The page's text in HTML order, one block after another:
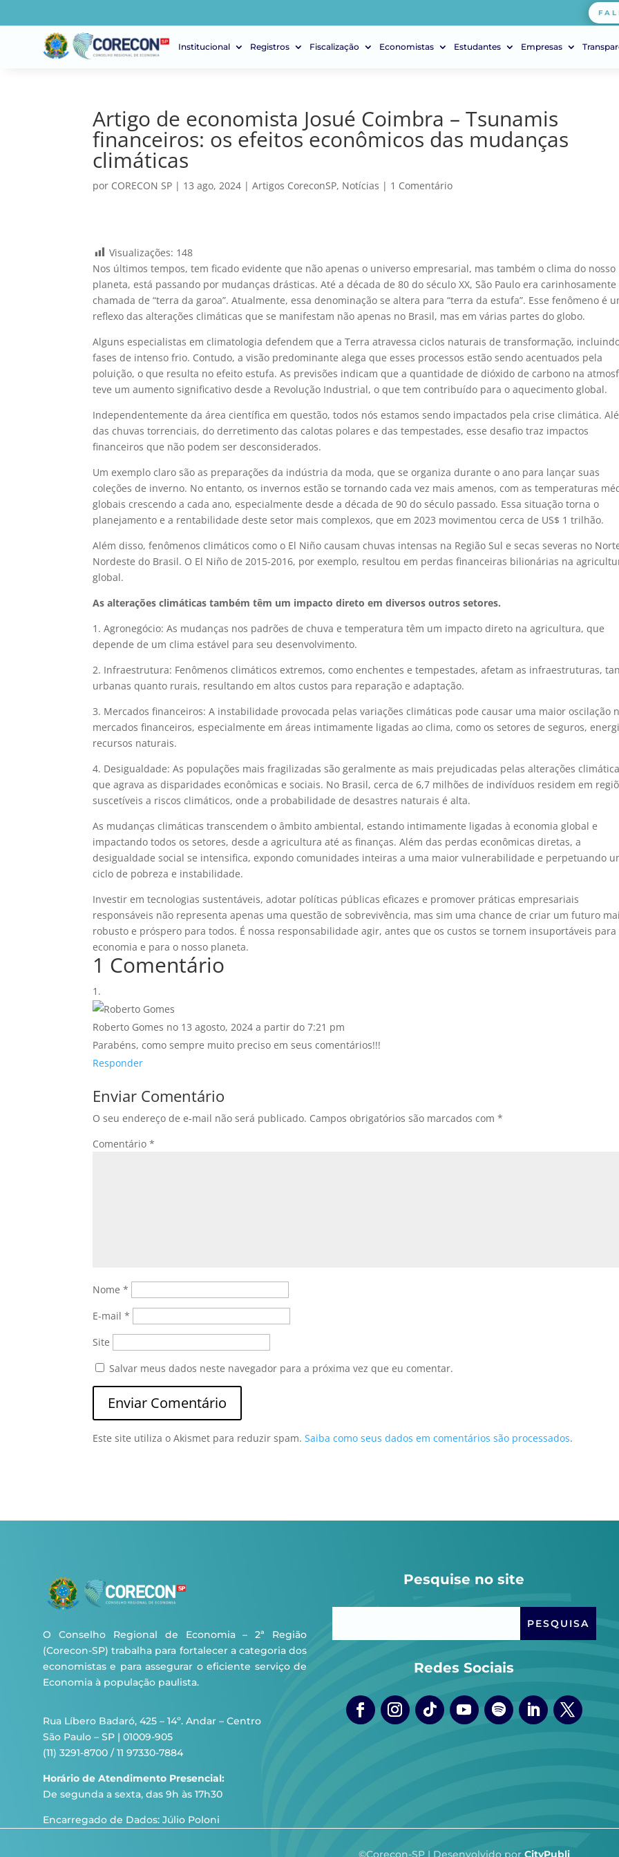
Institucional Registros Fiscalização Economistas Estudantes Empresas
Artigo de economista Josué Coimbra – Tsunamis
financeiros: os efeitos econômicos das mudanças
climáticas
por CORECON SP | 13 ago, 2024 |Artigos CoreconSP, Notícias | 1 Comentário
Visualizações: 148
Nos últimos tempos, tem ficado evidente que não apenas o universo empresarial, mas também o clima do nosso
planeta, está passando por mudanças drásticas. Até a década de 80 do século XX, São Paulo era carinhosamente
chamada de “terra da garoa”. Atualmente, essa denominação se altera para “terra da estufa”. Esse fenômeno é
reflexo das alterações climáticas que se manifestam não apenas no Brasil, mas em várias partes do globo.
Alguns especialistas em climatologia defendem que a Terra atravessa ciclos naturais de transformação,
fases de intenso frio. Contudo, a visão predominante alega que esses processos estão sendo acentuados pela
poluição, o que resulta no efeito estufa. As previsões indicam que a quantidade de dióxido de carbono na
teve um aumento significativo desde a Revolução Industrial, o que tem contribuído para o aquecimento global.
Independentemente da área científica em questão, todos nós estamos sendo impactados pela crise climática.
das chuvas torrenciais, do derretimento das calotas polares e das tempestades, esse desafio traz impactos
financeiros que não podem ser desconsiderados.
Um exemplo claro são as preparações da indústria da moda, que se organiza durante o ano para lançar suas
coleções de inverno. No entanto, os invernos estão se tornando cada vez mais amenos, com as temperaturas
globais crescendo a cada ano, especialmente desde a década de 90 do século passado. Essa situação torna o
planejamento e a rentabilidade deste setor mais complexos, que em 2023 movimentou cerca de US$ 1 trilhão.
Além disso, fenômenos climáticos como o El Niño causam chuvas intensas na Região Sul e secas severas no
Nordeste do Brasil. O El Niño de 2015-2016, por exemplo, resultou em perdas financeiras bilionárias na
global.
As alterações climáticas também têm um impacto direto em diversos outros setores.
1. Agronegócio: As mudanças nos padrões de chuva e temperatura têm um impacto direto na agricultura, que
depende de um clima estável para seu desenvolvimento.
2. Infraestrutura: Fenômenos climáticos extremos, como enchentes e tempestades, afetam as infraestruturas,
urbanas quanto rurais, resultando em altos custos para reparação e adaptação.
3. Mercados financeiros: A instabilidade provocada pelas variações climáticas pode causar uma maior oscilação
mercados financeiros, especialmente em áreas intimamente ligadas ao clima, como os setores de seguros,
recursos naturais.
4. Desigualdade: As populações mais fragilizadas são geralmente as mais prejudicadas pelas alterações
que agrava as disparidades econômicas e sociais. No Brasil, cerca de 6,7 milhões de indivíduos residem em
suscetíveis a riscos climáticos, onde a probabilidade de desastres naturais é alta.
As mudanças climáticas transcendem o âmbito ambiental, estando intimamente ligadas à economia global e
impactando todos os setores, desde a agricultura até as finanças. Além das perdas econômicas diretas, a
desigualdade social se intensifica, expondo comunidades inteiras a uma maior vulnerabilidade e perpetuando
ciclo de pobreza e instabilidade.
Investir em tecnologias sustentáveis, adotar políticas públicas eficazes e promover práticas empresariais
responsáveis não representa apenas uma questão de sobrevivência, mas sim uma chance de criar um futuro
robusto e próspero para todos. É nossa responsabilidade agir, antes que os custos se tornem insuportáveis para
economia e para o nosso planeta.
1 Comentário
Roberto Gomes no 13 agosto, 2024 a partir do 7:21 pm
Parabéns, como sempre muito preciso em seus comentários!!!
Responder
Enviar Comentário
O seu endereço de e-mail não será publicado. Campos obrigatórios são marcados com*
Comentário*
Nome*
E-mail*
Site
Salvar meus dados neste navegador para a próxima vez que eu comentar.
Este site utiliza o Akismet para reduzir spam.Saiba como seus dados em comentários são processados.
O Conselho Regional de Economia – 2ª Região
(Corecon-SP) trabalha para fortalecer a categoria dos
economistas e para assegurar o eficiente serviço de
Economia à população paulista.
Rua Líbero Badaró, 425 – 14º. Andar – Centro
São Paulo – SP | 01009-905
(11) 3291-8700 / 11 97330-7884
Horário de Atendimento Presencial:
De segunda a sexta, das 9h às 17h30
Encarregado de Dados: Júlio Poloni
Pesquise no site
Redes Sociais
©Corecon-SP | Desenvolvido por CityPubli